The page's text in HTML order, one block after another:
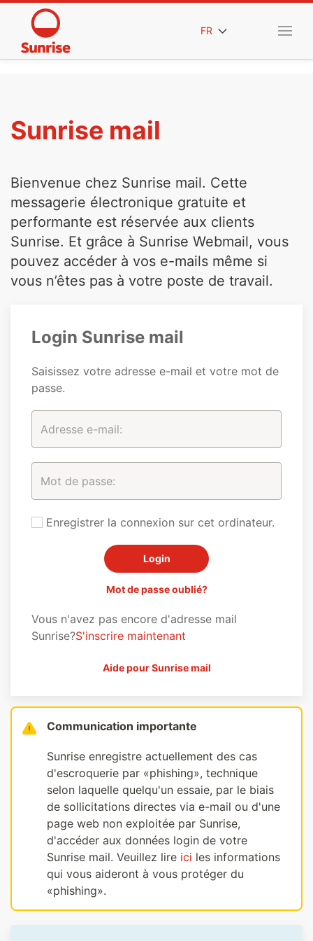
FR
Sunrise mail
Bienvenue chez Sunrise mail. Cette
messagerie électronique gratuite et
performante est réservée aux clients
Sunrise. Et grâce à Sunrise Webmail, vous
pouvez accéder à vos e-mails même si
vous n’êtes pas à votre poste de travail.
Login Sunrise mail
Saisissez votre adresse e-mail et votre mot de
passe.
Enregistrer la connexion sur cet ordinateur.
Mot de passe oublié?
Vous n'avez pas encore d'adresse mail
Sunrise?S'inscrire maintenant
Aide pour Sunrise mail
Communication importante
Sunrise enregistre actuellement des cas
d'escroquerie par «phishing», technique
selon laquelle quelqu'un essaie, par le biais
de sollicitations directes via e-mail ou d'une
page web non exploitée par Sunrise,
d'accéder aux données login de votre
Sunrise mail. Veuillez lire ici les informations
qui vous aideront à vous protéger du
«phishing».